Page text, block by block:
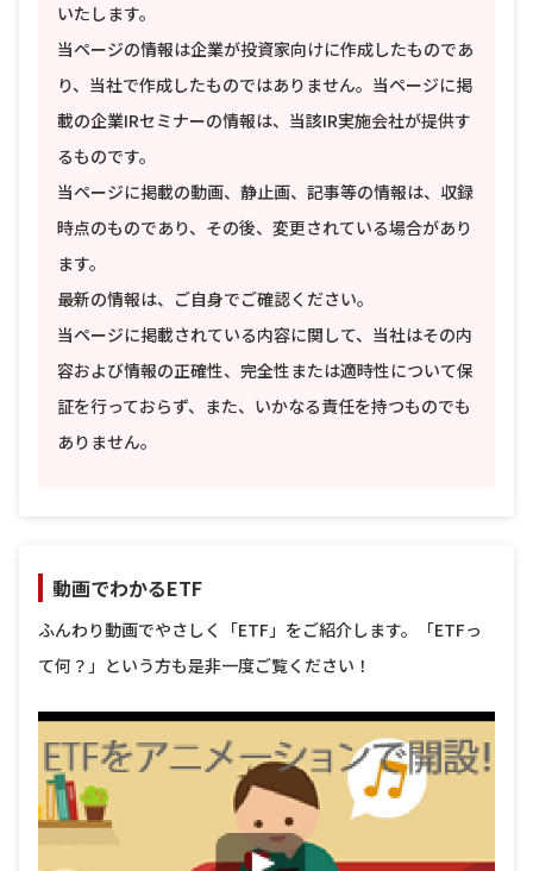
いたします。
当ページの情報は企業が投資家向けに作成したものであ
り、当社で作成したものではありません。当ページに掲
載の企業IRセミナーの情報は、当該IR実施会社が提供す
るものです。
当ページに掲載の動画、静止画、記事等の情報は、収録
時点のものであり、その後、変更されている場合があり
ます。
最新の情報は、ご自身でご確認ください。
当ページに掲載されている内容に関して、当社はその内
容および情報の正確性、完全性または適時性について保
証を行っておらず、また、いかなる責任を持つものでも
ありません。
動画でわかるETF
ふんわり動画でやさしく「ETF」をご紹介します。「ETFっ
て何？」という方も是非一度ご覧ください！